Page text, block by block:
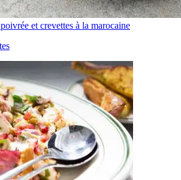
et crevettes à la marocaine